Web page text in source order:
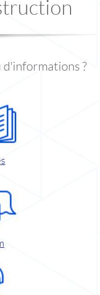
d'informations ?